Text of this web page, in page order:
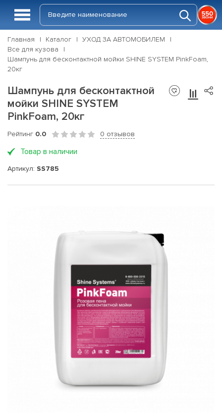
Главная Каталог
УХОД ЗА АВТОМОБИЛЕМ
Все для кузова
Шампунь для бесконтактной мойки SHINE SYSTEM PinkFoam,
20кг
Шампунь для бесконтактной
мойки SHINE SYSTEM
PinkFoam, 20кг
Рейтинг 0.0 0 отзывов
Товар в наличии
Артикул: SS785